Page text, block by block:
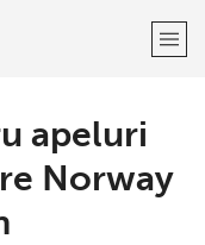
apeluri
Norway